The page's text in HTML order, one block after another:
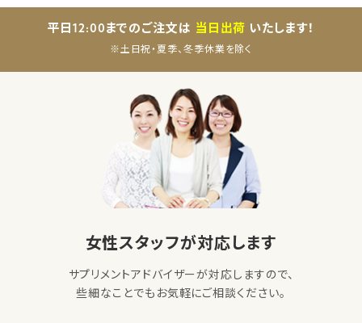
平日12:00までのご注文は 当日出荷 いたします！
※土日祝・夏季、冬季休業を除く
女性スタッフが対応します
サプリメントアドバイザーが対応しますので、
些細なことでもお気軽にご相談ください。